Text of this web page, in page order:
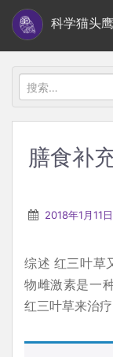
i
科学猫头鹰
搜
索：
膳食补
2018年1月11日
综述 红三叶草
物雌激素是一
红三叶草来治